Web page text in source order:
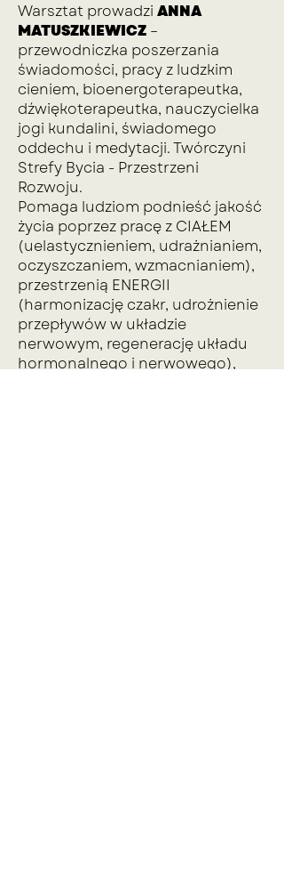
Warsztat prowadzi ANNA
MATUSZKIEWICZ –
przewodniczka poszerzania
świadomości, pracy z ludzkim
cieniem, bioenergoterapeutka,
dźwiękoterapeutka, nauczycielka
jogi kundalini, świadomego
oddechu i medytacji. Twórczyni
Strefy Bycia - Przestrzeni
Rozwoju.
Pomaga ludziom podnieść jakość
życia poprzez pracę z CIAŁEM
(uelastycznieniem, udrażnianiem,
oczyszczaniem, wzmacnianiem),
przestrzenią ENERGII
(harmonizację czakr, udrożnienie
przepływów w układzie
nerwowym, regenerację układu
hormonalnego i nerwowego),